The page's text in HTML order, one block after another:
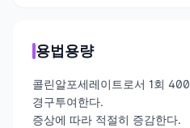
용법용량
콜린알포세레이트로서 1회
경구투여한다.
증상에 따라 적절히 증감한다.